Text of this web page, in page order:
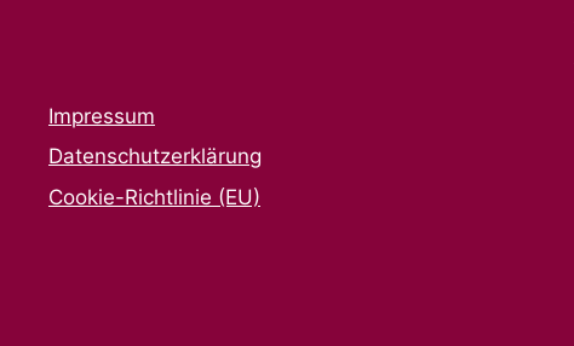
Impressum
Datenschutzerklärung
Cookie-Richtlinie (EU)